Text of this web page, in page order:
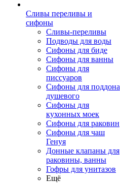
Сливы переливы и
сифоны
Сливы-переливы
Подводы для воды
Сифоны для биде
Сифоны для ванны
Сифоны для
писсуаров
Сифоны для поддона
душевого
Сифоны для
кухонных моек
Сифоны для раковин
Сифоны для чаш
Генуя
Донные клапаны для
раковины, ванны
Гофры для унитазов
Ещё